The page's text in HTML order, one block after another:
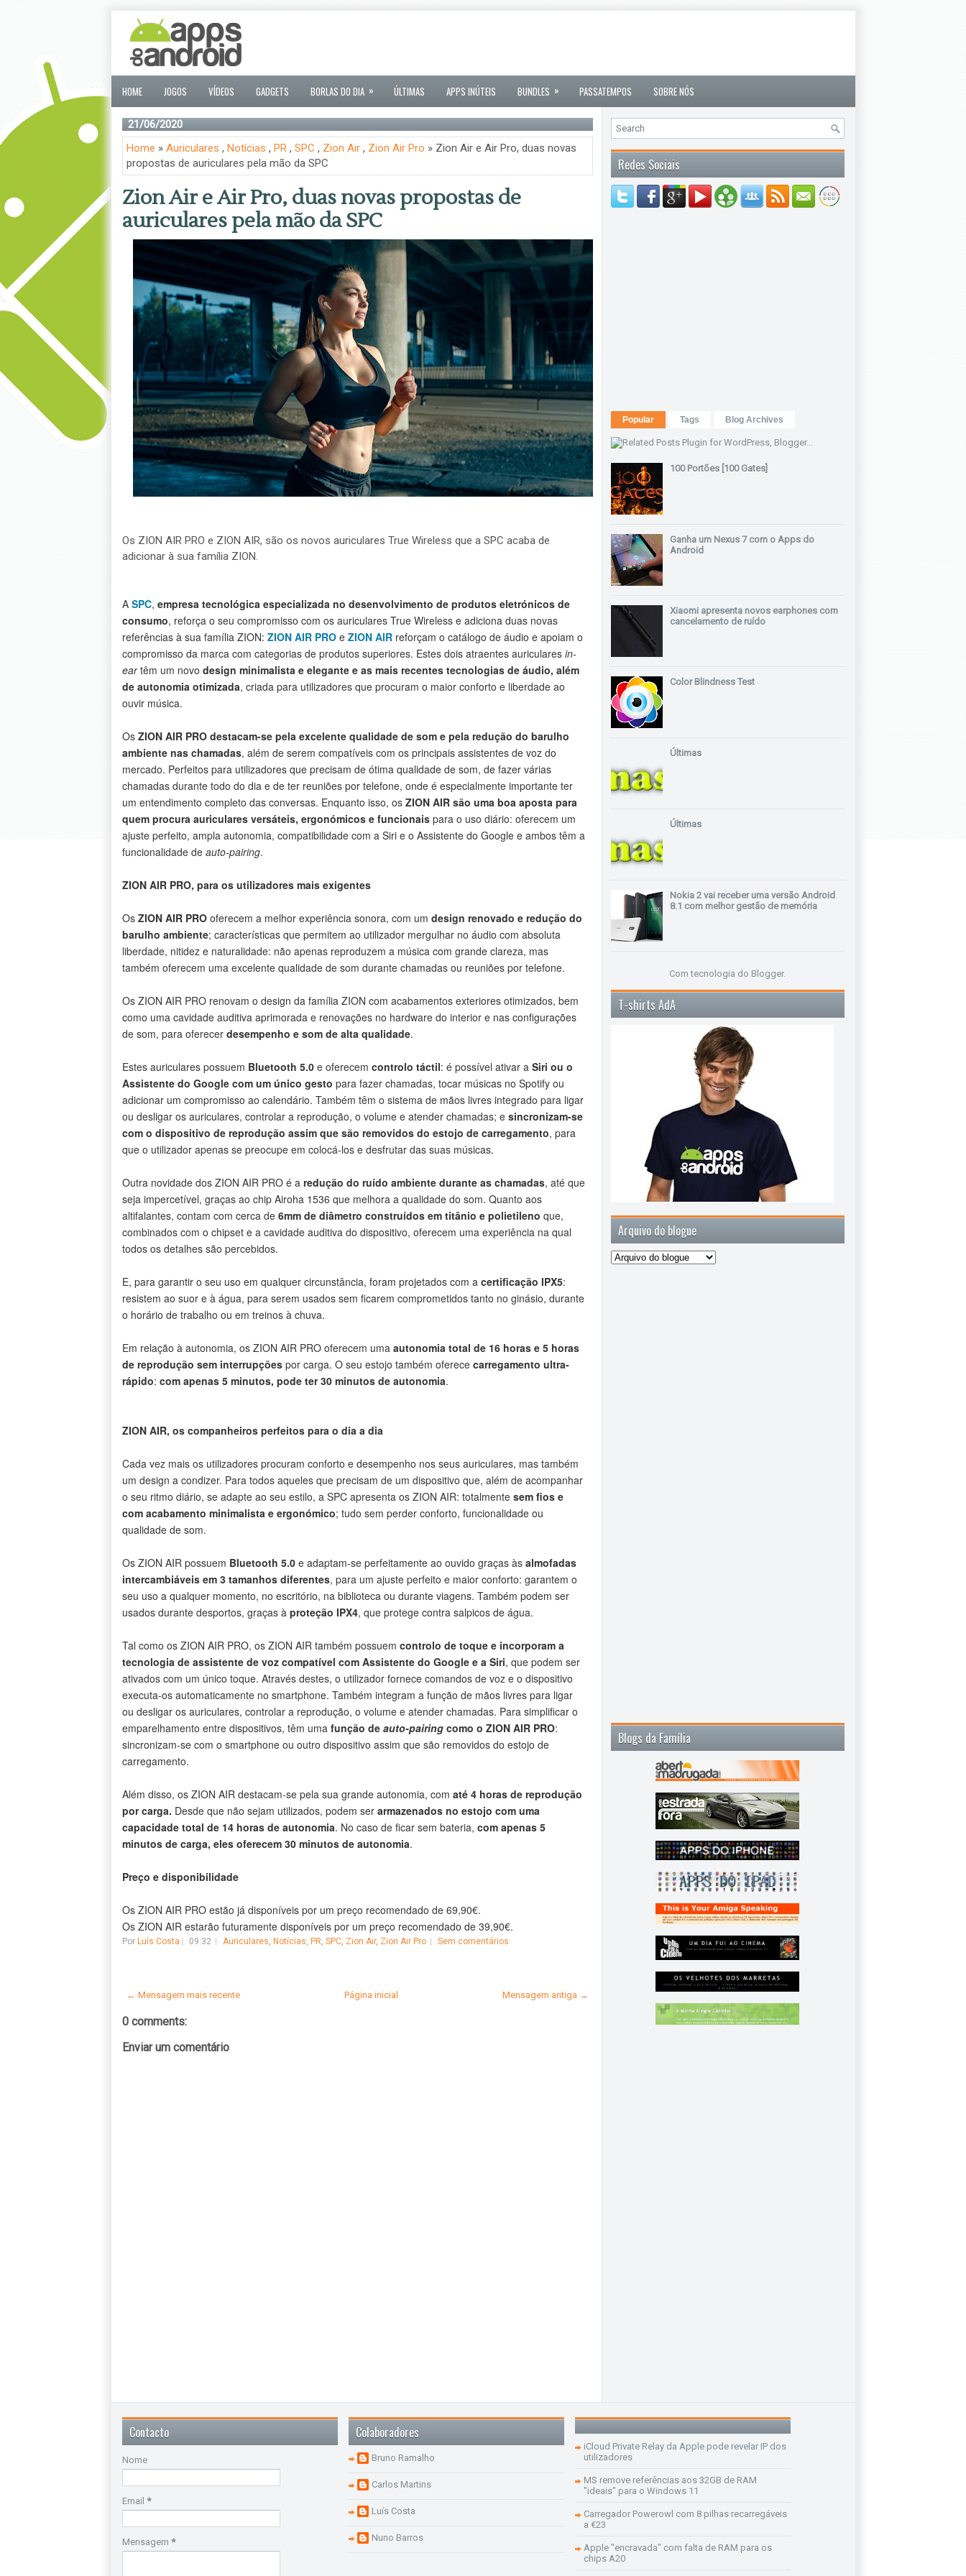
HOME JOGOS VÍDEOS GADGETS BORLAS DO DIA » ÚLTIMAS APPS INÚTEIS BUNDLES » PASSATEMPOS SOBRE NÓS
21/06/2020
Home » Auriculares , Notícias , PR, SPC , Zion Air, Zion Air Pro » Zion Air e Air Pro, duas novas
propostas de auriculares pela mão da SPC
Zion Air e Air Pro, duas novas propostas de
auriculares pela mão da SPC
Os ZION AIR PRO e ZION AIR, são os novos auriculares True Wireless que a SPC acaba de
adicionar à sua família ZION.
A SPC, empresa tecnológica especializada no desenvolvimento de produtos eletrónicos de
consumo, reforça o seu compromisso com os auriculares True Wireless e adiciona duas novas
referências à sua família ZION: ZION AIR PROe ZION AIRreforçam o catálogo de áudio e apoiam o
compromisso da marca com categorias de produtos superiores. Estes dois atraentes auriculares in-
eartêm um novo design minimalista e elegante e as mais recentes tecnologias de áudio, além
de autonomia otimizada, criada para utilizadores que procuram o maior conforto e liberdade ao
ouvir música.
Os ZION AIR PRO destacam-se pela excelente qualidade de som e pela redução do barulho
ambiente nas chamadas, além de serem compatíveis com os principais assistentes de voz do
mercado. Perfeitos para utilizadores que precisam de ótima qualidade de som, de fazer várias
chamadas durante todo do dia e de ter reuniões por telefone, onde é especialmente importante ter
um entendimento completo das conversas. Enquanto isso, os ZION AIR são uma boa aposta para
quem procura auriculares versáteis, ergonómicos e funcionais para o uso diário: oferecem um
ajuste perfeito, ampla autonomia, compatibilidade com a Siri e o Assistente do Google e ambos têm a
funcionalidade de auto-pairing.
ZION AIR PRO, para os utilizadores mais exigentes
Os ZION AIR PROoferecem a melhor experiência sonora, com um design renovado e redução do
barulho ambiente; características que permitem ao utilizador mergulhar no áudio com absoluta
liberdade, nitidez e naturalidade: não apenas reproduzem a música com grande clareza, mas
também oferecem uma excelente qualidade de som durante chamadas ou reuniões por telefone.
Os ZION AIR PRO renovam o design da família ZION com acabamentos exteriores otimizados, bem
como uma cavidade auditiva aprimorada e renovações no hardware do interior e nas configurações
de som, para oferecer desempenho e som de alta qualidade.
Estes auriculares possuem Bluetooth 5.0e oferecem controlo táctil: é possível ativar a Siri ou o
Assistente do Google com um único gesto para fazer chamadas, tocar músicas no Spotify ou
adicionar um compromisso ao calendário. Também têm o sistema de mãos livres integrado para ligar
ou desligar os auriculares, controlar a reprodução, o volume e atender chamadas; e sincronizam-se
com o dispositivo de reprodução assim que são removidos do estojo de carregamento, para
que o utilizador apenas se preocupe em colocá-los e desfrutar das suas músicas.
Outra novidade dos ZION AIR PRO é a redução do ruído ambiente durante as chamadas, até que
seja impercetível, graças ao chip Airoha 1536 que melhora a qualidade do som. Quanto aos
altifalantes, contam com cerca de 6mm de diâmetro construídos em titânio e polietileno que,
combinados com o chipset e a cavidade auditiva do dispositivo, oferecem uma experiência na qual
todos os detalhes são percebidos.
E, para garantir o seu uso em qualquer circunstância, foram projetados com a certificação IPX5:
resistem ao suor e à água, para serem usados ​​sem ficarem comprometidos tanto no ginásio, durante
o horário de trabalho ou em treinos à chuva.
Em relação à autonomia, os ZION AIR PRO oferecem uma autonomia total de 16 horas e 5 horas
de reprodução sem interrupçõespor carga. O seu estojo também oferece carregamento ultra-
rápido: com apenas 5 minutos, pode ter 30 minutos de autonomia.
ZION AIR, os companheiros perfeitos para o dia a dia
Cada vez mais os utilizadores procuram conforto e desempenho nos seus auriculares, mas também
um design a condizer. Para todos aqueles que precisam de um dispositivo que, além de acompanhar
o seu ritmo diário, se adapte ao seu estilo, a SPC apresenta os ZION AIR: totalmente sem fios e
com acabamento minimalista e ergonómico; tudo sem perder conforto, funcionalidade ou
qualidade de som.
Os ZION AIR possuem Bluetooth 5.0e adaptam-se perfeitamente ao ouvido graças às almofadas
intercambiáveis ​​em 3 tamanhos diferentes, para um ajuste perfeito e maior conforto: garantem o
seu uso a qualquer momento, no escritório, na biblioteca ou durante viagens. Também podem ser
usados ​​durante desportos, graças à proteção IPX4, que protege contra salpicos de água.
Tal como os ZION AIR PRO, os ZION AIR também possuem controlo de toque e incorporam a
tecnologia de assistente de voz compatível com Assistente do Google e a Siri, que podem ser
ativados com um único toque. Através destes, o utilizador fornece comandos de voz e o dispositivo
executa-os automaticamente no smartphone. Também integram a função de mãos livres para ligar
ou desligar os auriculares, controlar a reprodução, o volume e atender chamadas. Para simplificar o
emparelhamento entre dispositivos, têm uma função de auto-pairingcomo o ZION AIR PRO:
sincronizam-se com o smartphone ou outro dispositivo assim que são removidos do estojo de
carregamento.
Além disso, os ZION AIR destacam-se pela sua grande autonomia, com até 4 horas de reprodução
por carga. Desde que não sejam utilizados, podem ser armazenados no estojo com uma
capacidade total de 14 horas de autonomia. No caso de ficar sem bateria, com apenas 5
minutos de carga, eles oferecem 30 minutos de autonomia.
Preço e disponibilidade
Os ZION AIR PRO estão já disponíveis por um preço recomendado de 69,90€.
Os ZION AIR estarão futuramente disponíveis por um preço recomendado de 39,90€.
Por Luís Costa 09:32 Auriculares, Notícias, PR, SPC, Zion Air, Zion Air Pro Sem comentários
← Mensagem mais recente Mensagem antiga →
Página inicial
0 comments:
Enviar um comentário
Redes Sociais
Popular Tags Blog Archives
100 Portões [100 Gates]
Ganha um Nexus 7 com o Apps do
Android
Xiaomi apresenta novos earphones com
cancelamento de ruído
Color Blindness Test
Últimas
Últimas
Nokia 2 vai receber uma versão Android
8.1 com melhor gestão de memória
Com tecnologia do Blogger.
T-shirts AdA
Arquivo do blogue
Blogs da Família
Contacto
Nome
Email *
Mensagem *
Colaboradores
Bruno Ramalho
Carlos Martins
Luís Costa
Nuno Barros
iCloud Private Relay da Apple pode revelar IP dos
utilizadores
MS remove referências aos 32GB de RAM
"ideais" para o Windows 11
Carregador Powerowl com 8 pilhas recarregáveis
a €23
Apple "encravada" com falta de RAM para os
chips A20